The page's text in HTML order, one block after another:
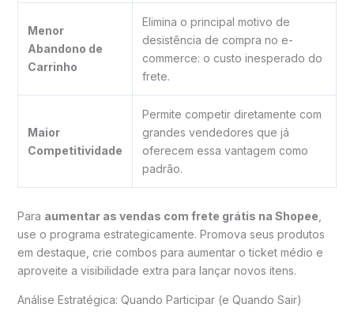
Menor
Abandono de
Carrinho
Elimina o principal motivo de
desistência de compra no e-
commerce: o custo inesperado do
frete.
Maior
Competitividade
Permite competir diretamente com
grandes vendedores que já
oferecem essa vantagem como
padrão.
Para aumentar as vendas com frete grátis na Shopee
use o programa estrategicamente. Promova seus produtos
em destaque, crie combos para aumentar o ticket médio e
aproveite a visibilidade extra para lançar novos itens.
Análise Estratégica: Quando Participar (e Quando Sair)